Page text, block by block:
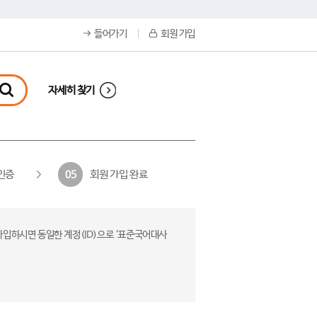
들어가기 회원 가입
자세히 찾기
증 05 회원 가입 완료
하시면 동일한 계정(ID)으로 ‘표준국어대사